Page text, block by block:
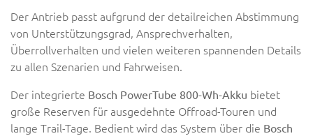
Der Antrieb passt aufgrund der detailreichen Abstimmung
von Unterstützungsgrad, Ansprechverhalten,
Überrollverhalten und vielen weiteren spannenden Details
zu allen Szenarien und Fahrweisen.
Der integrierte Bosch PowerTube 800-Wh-Akku bietet
große Reserven für ausgedehnte Offroad-Touren und
lange Trail-Tage. Bedient wird das System über die Bosch